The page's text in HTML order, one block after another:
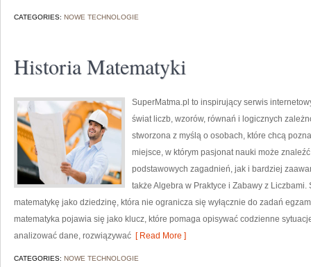
CATEGORIES: NOWE TECHNOLOGIE
Historia Matematyki
SuperMatma.pl to inspirujący serwis
świat liczb, wzorów, równań i logicznych
stworzona z myślą o osobach, które chcą
miejsce, w którym pasjonat nauki może
podstawowych zagadnień, jak i bardziej
także Algebra w Praktyce i Zabawy z
matematykę jako dziedzinę, która nie ogranicza się wyłącznie do zadań
matematyka pojawia się jako klucz, które pomaga opisywać codzienne
analizować dane, rozwiązywać [ Read More ]
CATEGORIES: NOWE TECHNOLOGIE